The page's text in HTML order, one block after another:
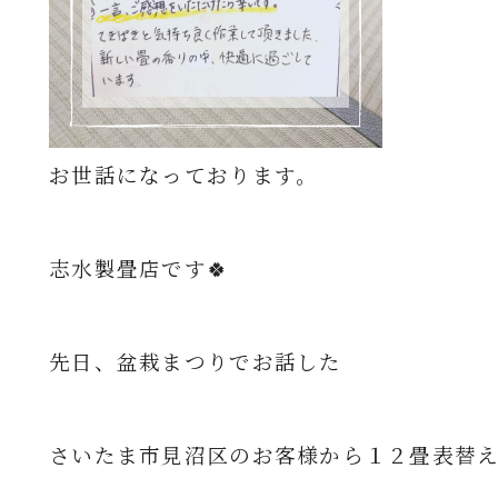
お世話になっております。
志水製畳店です🍀
先日、盆栽まつりでお話した
さいたま市見沼区のお客様から１２畳表替